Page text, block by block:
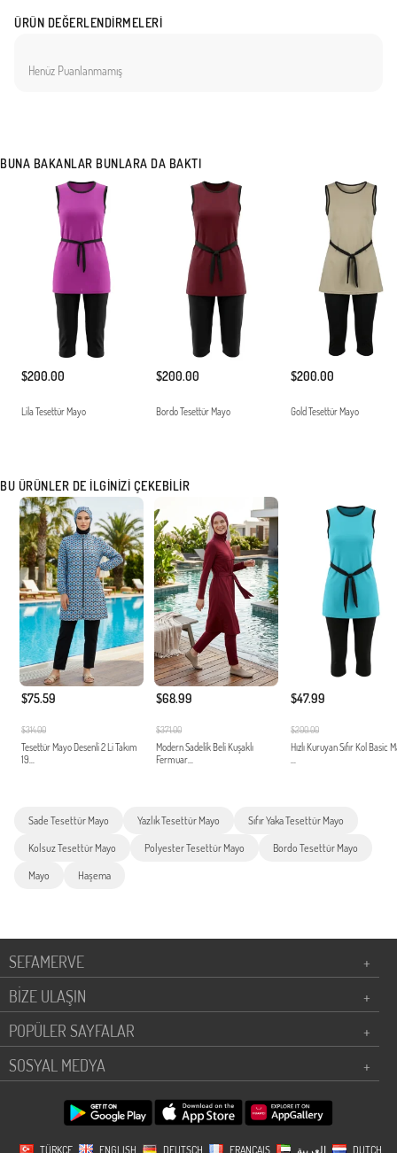
ÜRÜN DEĞERLENDIRMELERI
Henüz Puanlanmamış
BUNA BAKANLAR BUNLARA DA BAKTI
$200.00
Lila Tesettür Mayo
$200.00
Bordo Tesettür Mayo
$200.00
Gold Tesettür Mayo
BU ÜRÜNLER DE İLGINIZI ÇEKEBILIR
$75.59
$314.00
Tesettür Mayo Desenli 2 Li Takım
19...
$68.99
$371.00
Modern Sadelik Beli Kuşaklı
Fermuar...
$47.99
$200.00
Hızlı Kuruyan Sıfır Kol Basic
...
Sade Tesettür Mayo Yazlık Tesettür Mayo Sıfır Yaka Tesettür Mayo
Kolsuz Tesettür Mayo Polyester Tesettür Mayo Bordo Tesettür Mayo
Mayo Haşema
SEFAMERVE
+
BİZE ULAŞIN
+
POPÜLER SAYFALAR
+
SOSYAL MEDYA
+
TÜRKÇE ENGLISH DEUTSCH FRANÇAIS DUTCH